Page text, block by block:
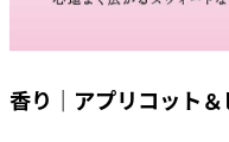
香り｜アプリコット＆